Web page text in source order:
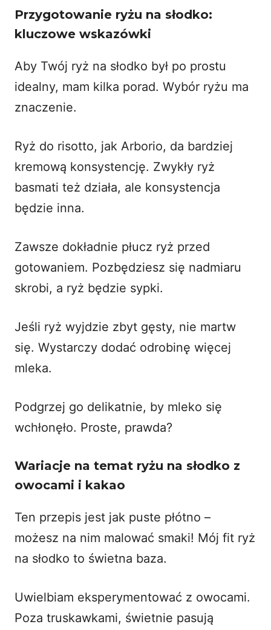
Przygotowanie ryżu na słodko:
kluczowe wskazówki
Aby Twój ryż na słodko był po prostu
idealny, mam kilka porad. Wybór ryżu ma
znaczenie.
Ryż do risotto, jak Arborio, da bardziej
kremową konsystencję. Zwykły ryż
basmati też działa, ale konsystencja
będzie inna.
Zawsze dokładnie płucz ryż przed
gotowaniem. Pozbędziesz się nadmiaru
skrobi, a ryż będzie sypki.
Jeśli ryż wyjdzie zbyt gęsty, nie martw
się. Wystarczy dodać odrobinę więcej
mleka.
Podgrzej go delikatnie, by mleko się
wchłonęło. Proste, prawda?
Wariacje na temat ryżu na słodko z
owocami i kakao
Ten przepis jest jak puste płótno –
możesz na nim malować smaki! Mój fit ryż
na słodko to świetna baza.
Uwielbiam eksperymentować z owocami.
Poza truskawkami, świetnie pasują